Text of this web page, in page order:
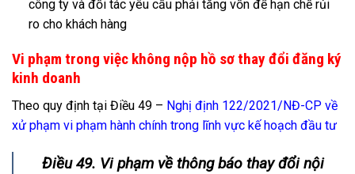
công ty và đối tác yêu cầu phải tăng vốn để hạn chế rủi
ro cho khách hàng
Vi phạm trong việc không nộp hồ sơ thay đổi đăng ký
kinh doanh
Theo quy định tại Điều 49 – Nghị định 122/2021/NĐ-CP về
xử phạm vi phạm hành chính trong lĩnh vực kế hoạch đầu tư
Điều 49. Vi phạm về thông báo thay đổi nội